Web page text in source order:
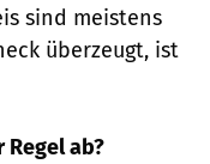
sind meistens
überzeugt, ist
ab?